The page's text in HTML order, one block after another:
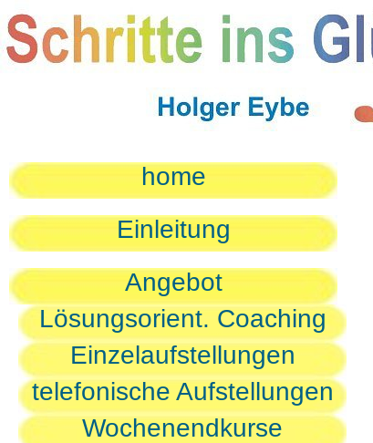
home
Einleitung
Angebot
Lösungsorient. Coaching
Einzelaufstellungen
telefonische Aufstellungen
Wochenendkurse